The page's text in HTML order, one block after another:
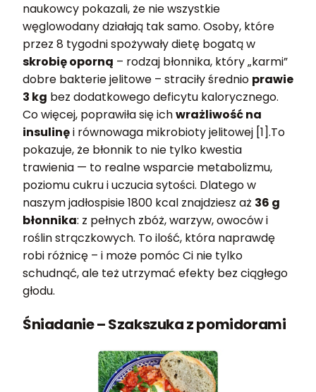
naukowcy pokazali, że nie wszystkie
węglowodany działają tak samo. Osoby, które
przez 8 tygodni spożywały dietę bogatą w
skrobię oporną – rodzaj błonnika, który „karmi”
dobre bakterie jelitowe – straciły średnio prawie
3 kg bez dodatkowego deficytu kalorycznego.
Co więcej, poprawiła się ichwrażliwość na
insulinęi równowaga mikrobioty jelitowej [1].To
pokazuje, że błonnik to nie tylko kwestia
trawienia — to realne wsparcie metabolizmu,
poziomu cukru i uczucia sytości. Dlatego w
naszym jadłospisie 1800 kcal znajdziesz aż 36 g
błonnika: z pełnych zbóż, warzyw, owoców i
roślin strączkowych. To ilość, która naprawdę
robi różnicę – i może pomóc Ci nie tylko
schudnąć, ale też utrzymać efekty bez ciągłego
głodu.
Śniadanie – Szakszuka z pomidorami